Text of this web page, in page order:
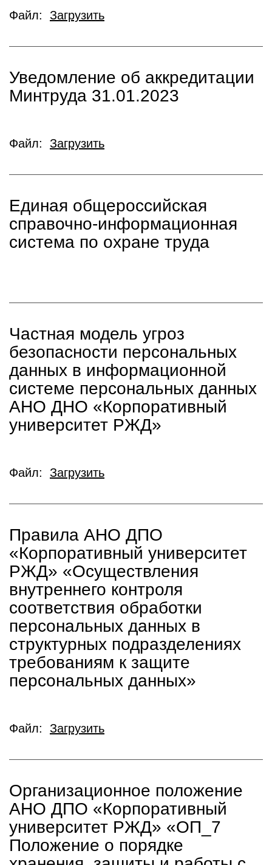
Файл: Загрузить
Уведомление об аккредитации
Минтруда 31.01.2023
Файл: Загрузить
Единая общероссийская
справочно-информационная
система по охране труда
Частная модель угроз
безопасности персональных
данных в информационной
системе персональных данных
АНО ДНО «Корпоративный
университет РЖД»
Файл: Загрузить
Правила АНО ДПО
«Корпоративный университет
РЖД» «Осуществления
внутреннего контроля
соответствия обработки
персональных данных в
структурных подразделениях
требованиям к защите
персональных данных»
Файл: Загрузить
Организационное положение
АНО ДПО «Корпоративный
университет РЖД» «ОП_7
Положение о порядке